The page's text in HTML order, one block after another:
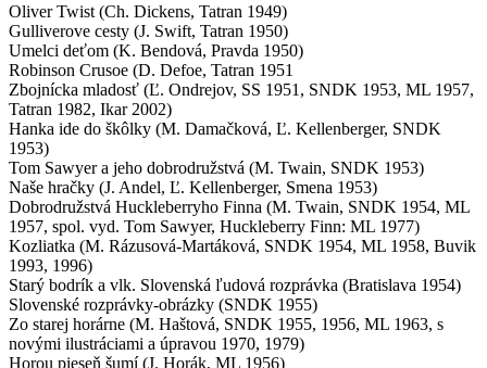
Oliver Twist (Ch. Dickens, Tatran 1949)
Gulliverove cesty (J. Swift, Tatran 1950)
Umelci deťom (K. Bendová, Pravda 1950)
Robinson Crusoe (D. Defoe, Tatran 1951
Zbojnícka mladosť (Ľ. Ondrejov, SS 1951, SNDK 1953, ML 1957,
Tatran 1982, Ikar 2002)
Hanka ide do škôlky (M. Damačková, Ľ. Kellenberger, SNDK
1953)
Tom Sawyer a jeho dobrodružstvá (M. Twain, SNDK 1953)
Naše hračky (J. Andel, Ľ. Kellenberger, Smena 1953)
Dobrodružstvá Huckleberryho Finna (M. Twain, SNDK 1954, ML
1957, spol. vyd. Tom Sawyer, Huckleberry Finn: ML 1977)
Kozliatka (M. Rázusová-Martáková, SNDK 1954, ML 1958, Buvik
1993, 1996)
Starý bodrík a vlk. Slovenská ľudová rozprávka (Bratislava 1954)
Slovenské rozprávky-obrázky (SNDK 1955)
Zo starej horárne (M. Haštová, SNDK 1955, 1956, ML 1963, s
novými ilustráciami a úpravou 1970, 1979)
Horou pieseň šumí (J. Horák, ML 1956)